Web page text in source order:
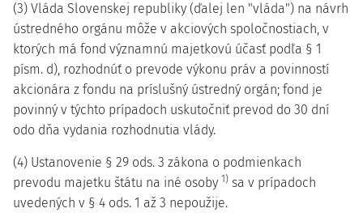
(3) Vláda Slovenskej republiky (ďalej len "vláda") na návrh
ústredného orgánu môže v akciových spoločnostiach, v
ktorých má fond významnú majetkovú účasť podľa § 1
písm. d), rozhodnúť o prevode výkonu práv a povinností
akcionára z fondu na príslušný ústredný orgán; fond je
povinný v týchto prípadoch uskutočniť prevod do 30 dní
odo dňa vydania rozhodnutia vlády.
(4) Ustanovenie § 29 ods. 3 zákona o podmienkach
prevodu majetku štátu na iné osoby 1) sa v prípadoch
uvedených v § 4 ods. 1 až 3 nepoužije.